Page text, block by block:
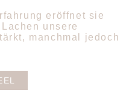
eröffnet sie
unsere
manchmal jedoch